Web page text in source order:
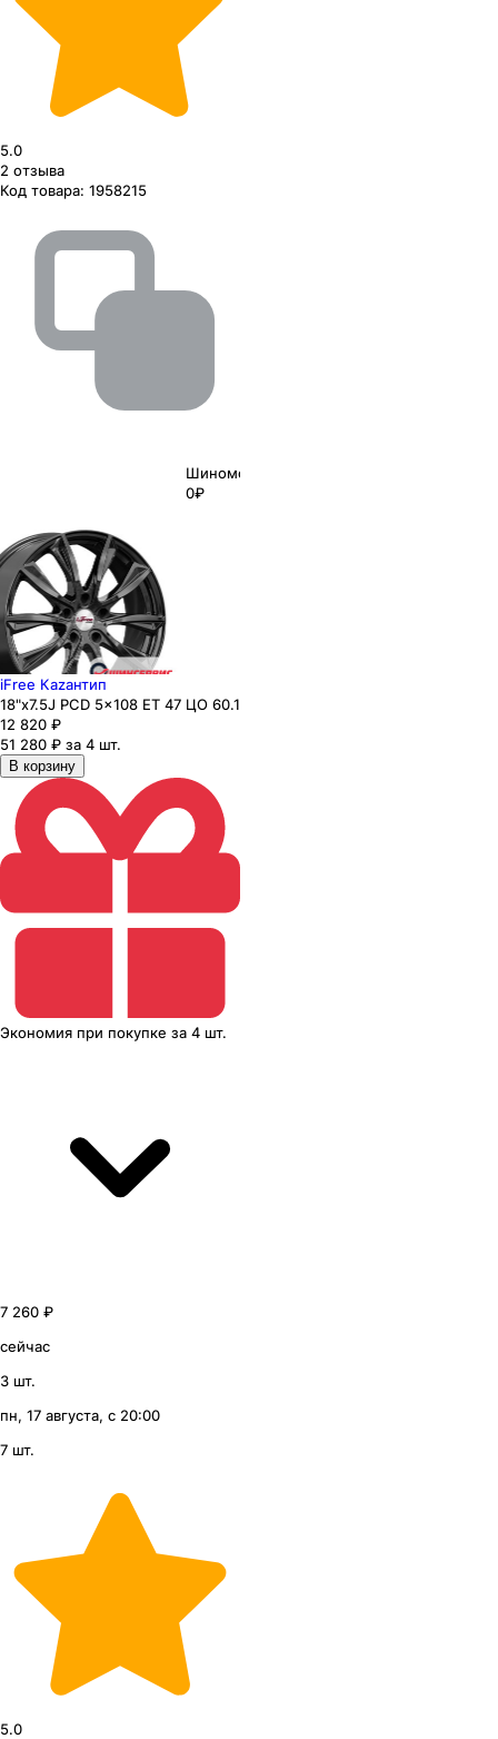
5.0
2 отзыва
Код товара: 1958215
Шиномонтаж
0₽
iFree Каzaнтип
18"x7.5J PCD 5x108 ЕТ 47 ЦО 60.1
12 820 ₽
51 280 ₽ за 4 шт.
В корзину
Экономия при покупке за 4 шт.
7 260 ₽
сейчас
3 шт.
пн, 17 августа, с 20:00
7 шт.
5.0